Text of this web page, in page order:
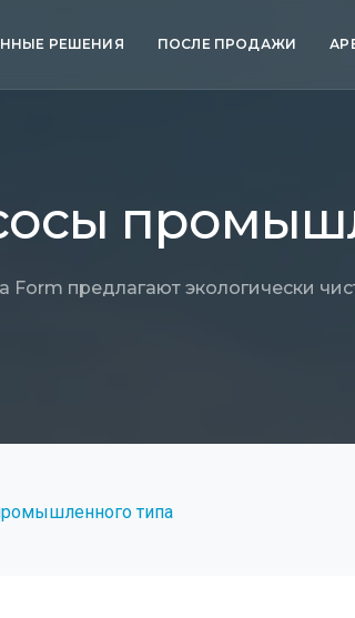
РЕШЕНИЯ ПОСЛЕ ПРОДАЖИ
предлагают экологически
типа